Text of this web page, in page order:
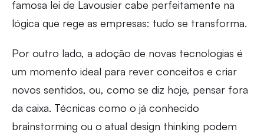
famosa lei de Lavousier cabe perfeitamente na
lógica que rege as empresas: tudo se transforma.
Por outro lado, a adoção de novas tecnologias é
um momento ideal para rever conceitos e criar
novos sentidos, ou, como se diz hoje, pensar fora
da caixa. Técnicas como o já conhecido
brainstorming ou o atual design thinking podem